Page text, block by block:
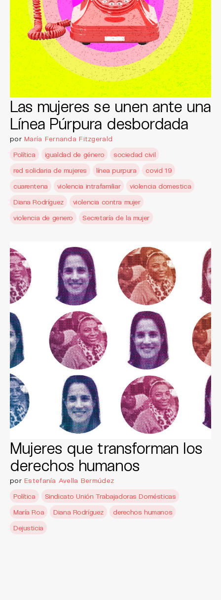
Las mujeres se unen ante una
Línea Púrpura desbordada
por María Fernanda Fitzgerald
Política
igualdad de género
sociedad civil
red solidaria de mujeres
línea purpura
covid 19
cuarentena
violencia intrafamiliar
violencia domestica
Diana Rodríguez
violencia contra mujer
violencia de genero
Secretaría de la mujer
Mujeres que transforman los
derechos humanos
por Estefanía Avella Bermúdez
Política
Sindicato Unión Trabajadoras Domésticas
María Roa
Diana Rodríguez
derechos humanos
Dejusticia